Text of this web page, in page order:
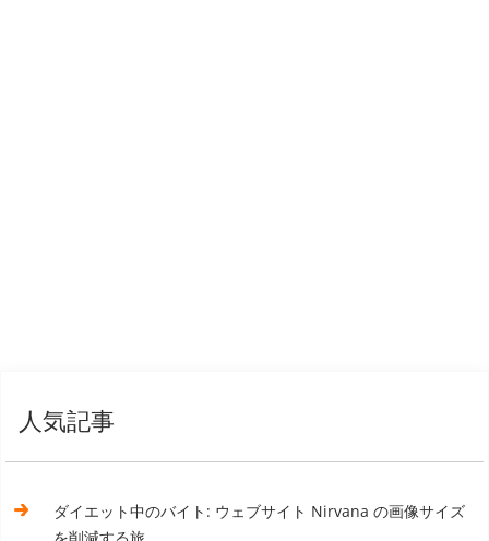
人気記事
ダイエット中のバイト: ウェブサイト Nirvana の画像サイズ